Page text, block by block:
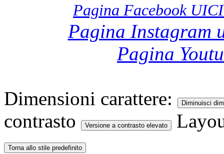
Pagina Facebook
Pagina
Pagina
Dimensioni carattere: Diminuisci
contrasto Versione a contrasto elevato
Torna allo stile predefinito